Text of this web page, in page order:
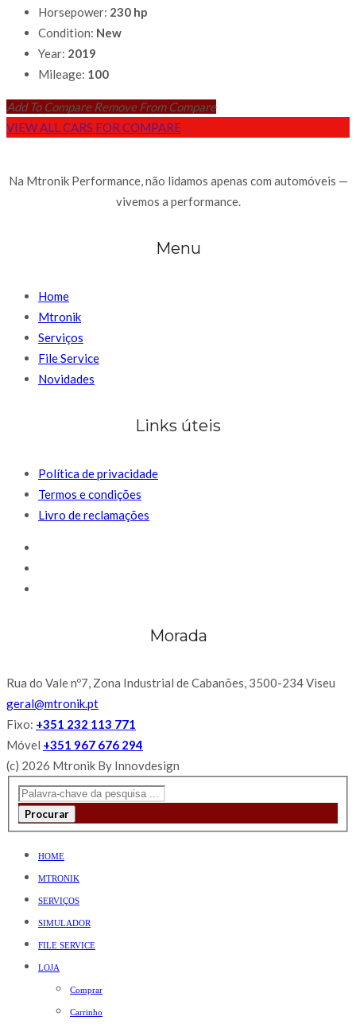
Horsepower: 230 hp
Condition: New
Year: 2019
Mileage: 100
Add To Compare Remove From Compare
VIEW ALL CARS FOR COMPARE
Na Mtronik Performance, não lidamos apenas com automóveis —
vivemos a performance.
Menu
Home
Mtronik
Serviços
File Service
Novidades
Links úteis
Política de privacidade
Termos e condições
Livro de reclamações
Morada
Rua do Vale nº7, Zona Industrial de Cabanões, 3500-234 Viseu
geral@mtronik.pt
Fixo: +351 232 113 771
Móvel +351 967 676 294
(c) 2026 Mtronik By Innovdesign
Procurar
HOME
MTRONIK
SERVIÇOS
SIMULADOR
FILE SERVICE
LOJA
Comprar
Carrinho